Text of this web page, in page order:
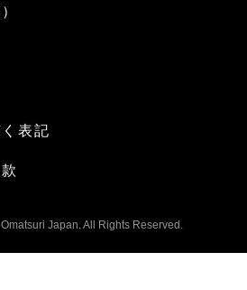
表記
Japan. All Rights Reserved.